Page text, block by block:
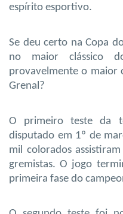
espírito esportivo.
Se deu certo na Copa
no maior clássico
provavelmente o maior
Grenal?
O primeiro teste da
disputado em 1º de
mil colorados
gremistas. O jogo
primeira fase do